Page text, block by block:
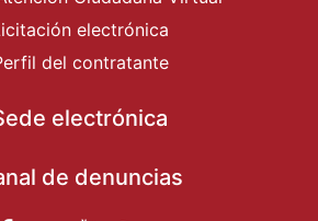
electrónica
del contratante
electrónica
de denuncias